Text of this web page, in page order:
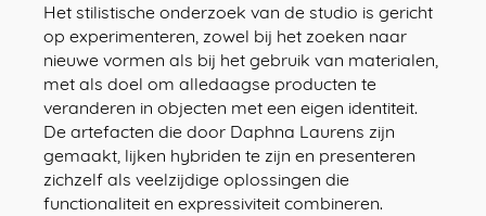
Het stilistische onderzoek van de studio is gericht
op experimenteren, zowel bij het zoeken naar
nieuwe vormen als bij het gebruik van materialen,
met als doel om alledaagse producten te
veranderen in objecten met een eigen identiteit.
De artefacten die door Daphna Laurens zijn
gemaakt, lijken hybriden te zijn en presenteren
zichzelf als veelzijdige oplossingen die
functionaliteit en expressiviteit combineren.